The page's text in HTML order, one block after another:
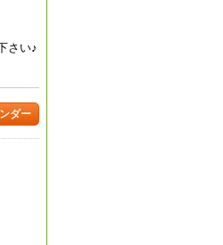
さい♪
ダー